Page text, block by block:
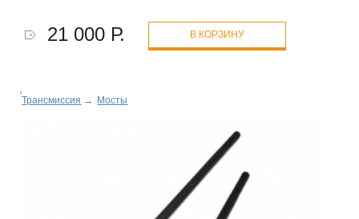
21 000 Р. В КОРЗИНУ
Трансмиссия → Мосты